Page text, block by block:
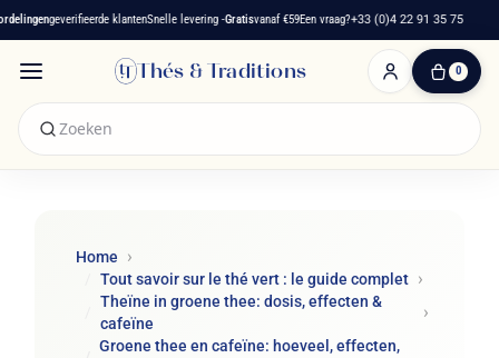
geverifieerde klantenSnelle levering -Gratisvanaf €59Een vraag?+33 (0)4 22 91 35 75
Thés & Traditions 0
0
Home
Tout savoir sur le thé vert : le guide complet
Theïne in groene thee: dosis, effecten &
cafeïne
Groene thee en cafeïne: hoeveel, effecten,